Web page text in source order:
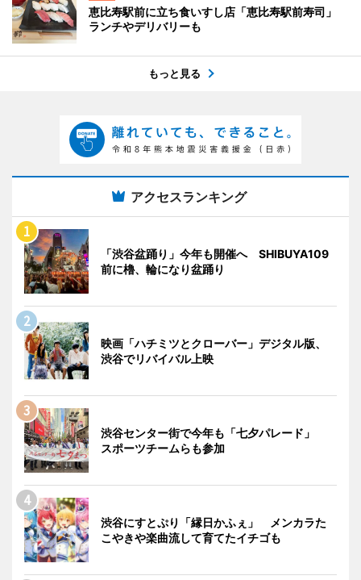
恵比寿駅前に立ち食いすし店「恵比寿駅前寿司」
ランチやデリバリーも
もっと見る
アクセスランキング
「渋谷盆踊り」今年も開催へ SHIBUYA109
前に櫓、輪になり盆踊り
映画「ハチミツとクローバー」デジタル版、
渋谷でリバイバル上映
渋谷センター街で今年も「七夕パレード」
スポーツチームらも参加
渋谷にすとぷり「縁日かふぇ」 メンカラた
こやきや楽曲流して育てたイチゴも